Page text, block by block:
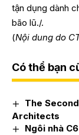
tận dụng dành
bão lũ./.
(Nội dung do
Có thể bạn
The
Architects
Ngôi nhà